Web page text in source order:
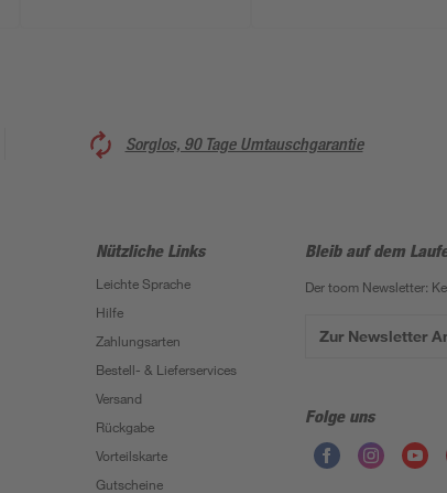
Sorglos, 90 Tage Umtauschgarantie
Nützliche Links
Leichte Sprache
Hilfe
Zahlungsarten
Bestell- & Lieferservices
Versand
Rückgabe
Vorteilskarte
Gutscheine
Bleib auf dem
Der toom Newsletter:
Zur Newsletter
Folge uns